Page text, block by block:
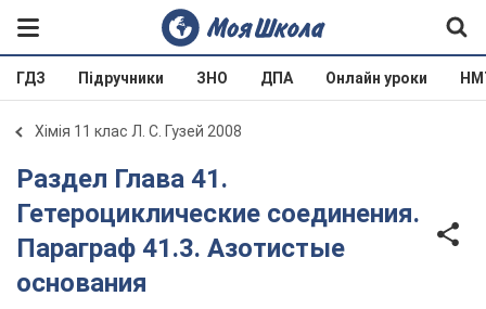
ГДЗ Підручники ЗНО ДПА Онлайн уроки
Хімія 11 клас Л. С. Гузей 2008
Раздел Глава 41.
Гетероциклические соединения.
Параграф 41.3. Азотистые
основания